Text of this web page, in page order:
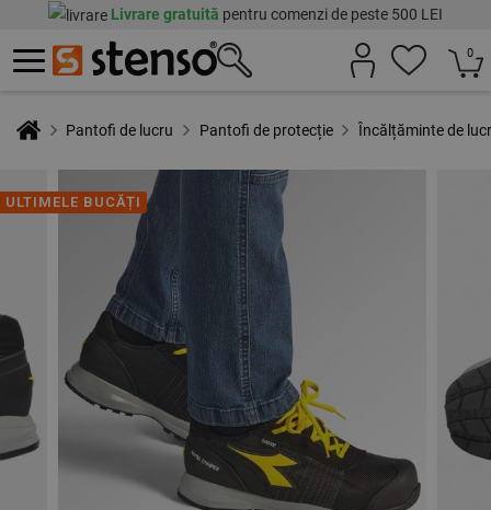
Livrare gratuită pentru comenzi de peste 500 LEI
0
Pantofi de lucru Pantofi de protecție Încălțăminte de
ULTIMELE BUCĂȚI